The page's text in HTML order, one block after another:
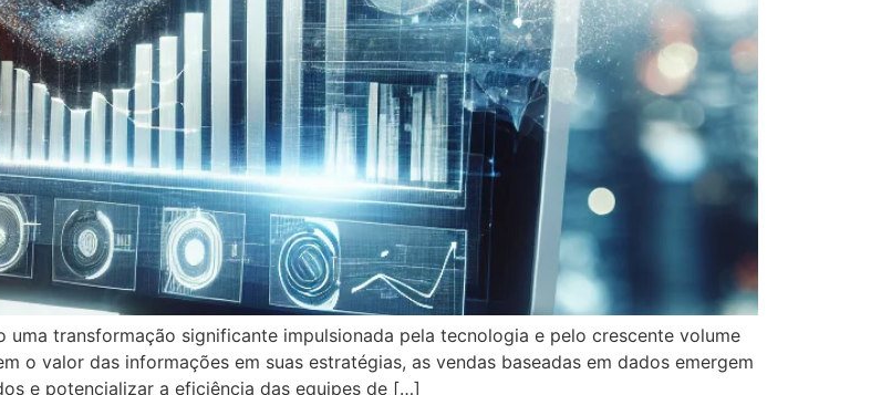
transformação significante impulsionada pela tecnologia e pelo crescente volume
o valor das informações em suas estratégias, as vendas baseadas em dados emergem
e potencializar a eficiência das equipes de […]